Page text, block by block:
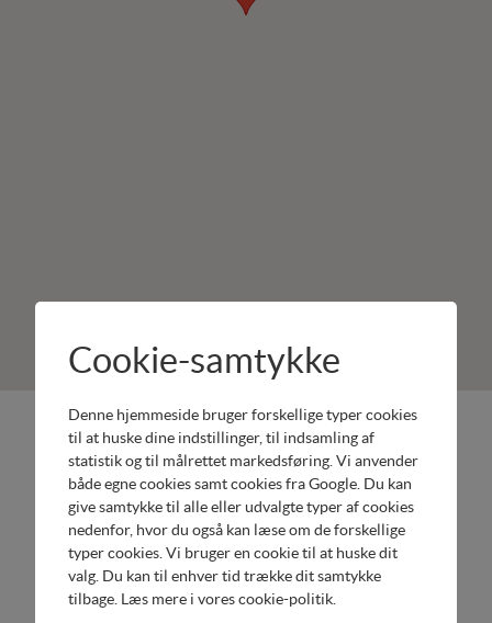
Minitraktorgården
Køge
Unionsvej
10
4600 Køge
Tel.
55993737
Produkter:
Honda
Have
Honda
Motorer
Cramer
Batteridrevne
Cookie-samtykke
Denne hjemmeside bruger forskellige typer cookies
til at huske dine indstillinger, til indsamling af
statistik og til målrettet markedsføring. Vi anvender
både egne cookies samt cookies fra Google. Du kan
give samtykke til alle eller udvalgte typer af cookies
nedenfor, hvor du også kan læse om de forskellige
typer cookies. Vi bruger en cookie til at huske dit
valg. Du kan til enhver tid trække dit samtykke
tilbage. Læs mere i vores cookie-politik